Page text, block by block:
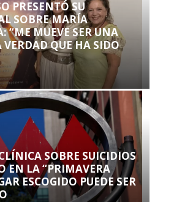
PRESENTÓ SU
SOBRE MARÍA
“ME MUEVE SER UNA
VERDAD QUE HA SIDO
SOBRE SUICIDIOS
EN LA “PRIMAVERA
ESCOGIDO PUEDE SER